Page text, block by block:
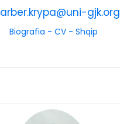
arber.krypa@uni-gjk.org
Biografia - CV - Shqip